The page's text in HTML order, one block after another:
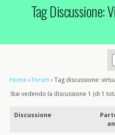
Tag Discussione:
Home › Forum › Tag discussione:
Stai vedendo la discussione 1 (di 1
Discussione